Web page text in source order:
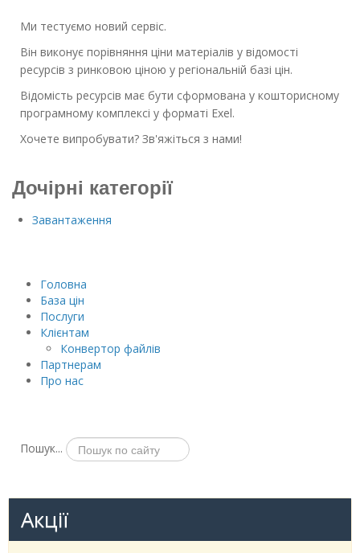
Ми тестуємо новий сервіс.
Він виконує порівняння ціни матеріалів у відомості
ресурсів з ринковою ціною у регіональній базі цін.
Відомість ресурсів має бути сформована у кошторисному
програмному комплексі у форматі Exel.
Хочете випробувати? Зв'яжіться з нами!
Дочірні категорії
Завантаження
Головна
База цін
Послуги
Клієнтам
Конвертор файлів
Партнерам
Про нас
Пошук...
Акції